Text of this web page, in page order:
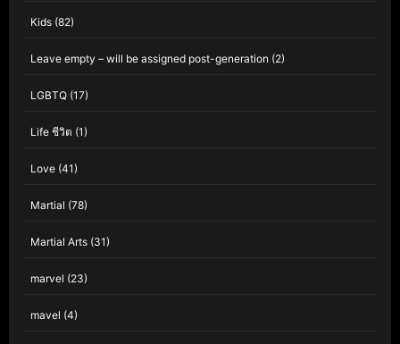
Kids (82)
Leave empty – will be assigned post-generation (2)
LGBTQ (17)
Life ชีวิต (1)
Love (41)
Martial (78)
Martial Arts (31)
marvel (23)
mavel (4)